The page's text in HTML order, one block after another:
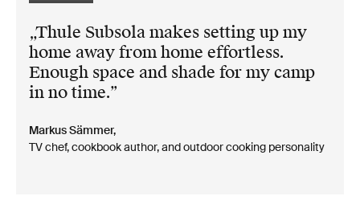
Thule Subsola makes setting up my
home away from home effortless.
Enough space and shade for my camp
in no time.
Markus Sämmer,
TV chef, cookbook author, and outdoor cooking personality